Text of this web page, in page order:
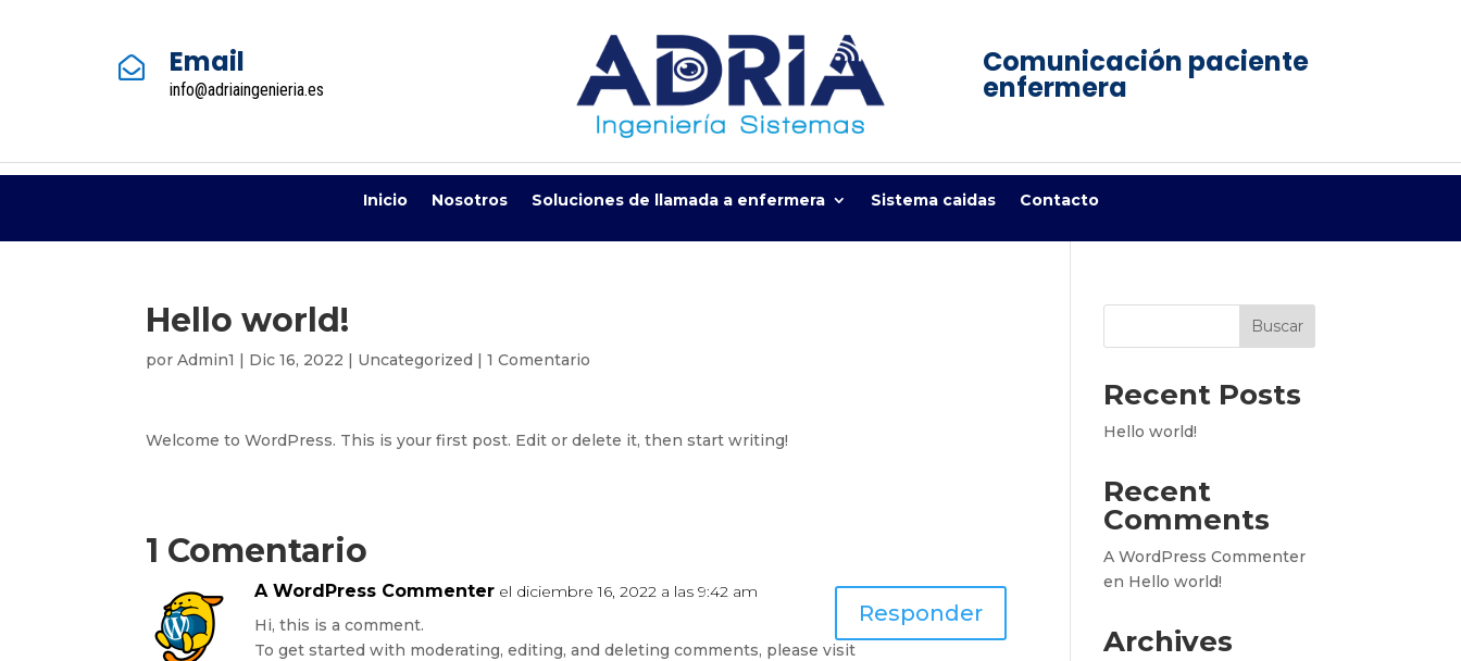
 Email
info@adriaingenieria.es
Comunicación paciente
enfermera
Inicio Nosotros Soluciones de llamada a enfermera Sistema caidas Contacto
Hello world!
porAdmin1 | Dic 16, 2022 | Uncategorized |1 Comentario
Welcome to WordPress. This is your first post. Edit or delete it, then start writing!
1 Comentario
A WordPress Commenter el diciembre 16, 2022 a las 9:42 am
Hi, this is a comment.
To get started with moderating, editing, and deleting comments, please visit
Responder
Buscar
Recent Posts
Hello world!
Recent
Comments
A WordPress Commenter
en Hello world!
Archives